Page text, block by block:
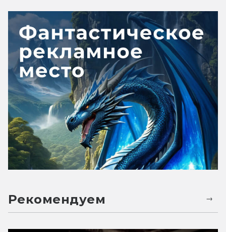
Рекомендуем